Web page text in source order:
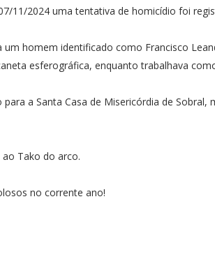
11/2024 uma tentativa de homicídio foi
homem identificado como Francisco
esferográfica, enquanto trabalhava
a Santa Casa de Misericórdia de
Tako do arco.
no corrente ano!